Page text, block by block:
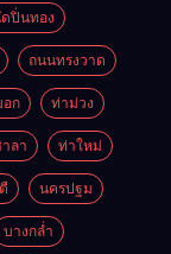
ปิ่นทอง
ถนนทรงวาด
อก ท่าม่วง
ลา ท่าใหม่
นครปฐม
บางกล่ำ